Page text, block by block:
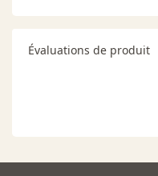
Évaluations de produit